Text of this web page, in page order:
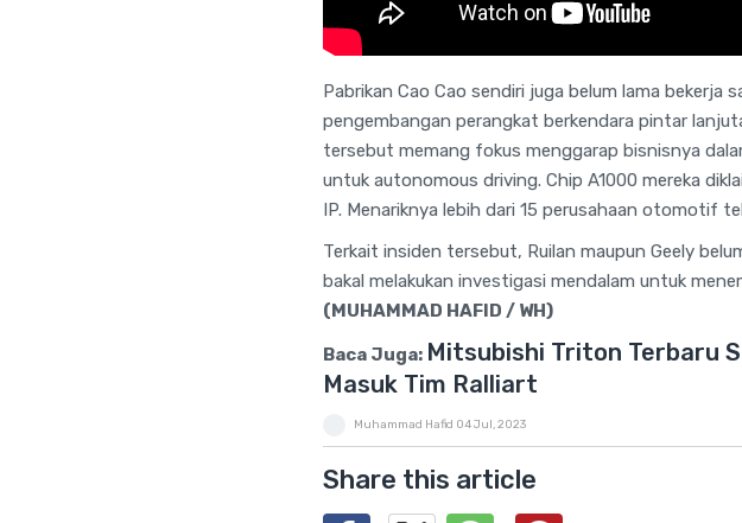
Pabrikan Cao Cao sendiri juga belum lama bekerja
pengembangan perangkat berkendara pintar
tersebut memang fokus menggarap bisnisnya
untuk autonomous driving. Chip A1000 mereka
IP. Menariknya lebih dari 15 perusahaan otomotif
Terkait insiden tersebut, Ruilan maupun Geely
bakal melakukan investigasi mendalam untuk
(MUHAMMAD HAFID / WH)
Baca Juga: Mitsubishi Triton Terbaru
Masuk Tim Ralliart
Muhammad Hafid 04 Jul, 2023
Share this article